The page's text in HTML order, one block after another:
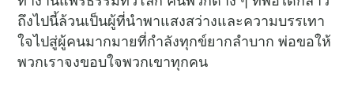
ถึงไปนี้ล้วนเป็นผู้ที่นำพาแสงสว่างและความบรรเทา
ใจไปสู่ผู้คนมากมายที่กำลังทุกข์ยากลำบาก พ่อขอให้
พวกเราจงขอบใจพวกเขาทุกคน